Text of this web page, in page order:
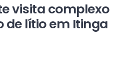
visita complexo
de lítio em Itinga